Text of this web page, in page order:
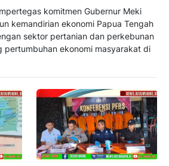
komitmen Gubernur Meki
kemandirian ekonomi Papua Tengah
sektor pertanian dan perkebunan
pertumbuhan ekonomi masyarakat di